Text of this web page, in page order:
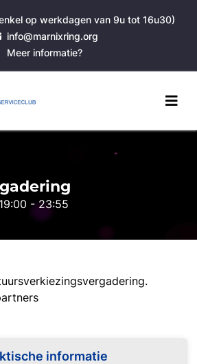
op werkdagen van 9u tot 16u30)
info@marnixring.org
Meer informatie?
- 23:55
informatie